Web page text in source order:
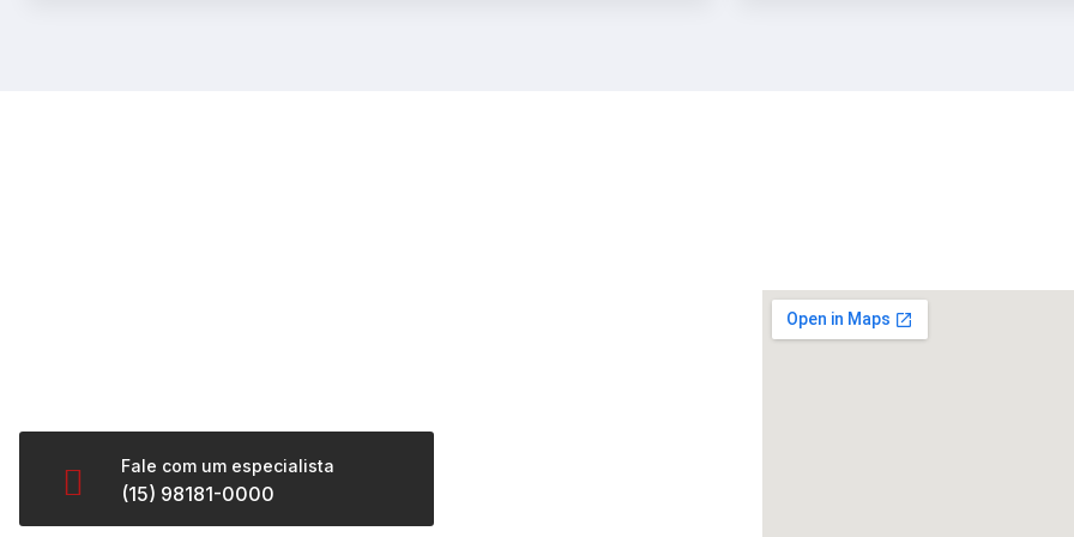
Fale com um especialista
(15) 98181-0000